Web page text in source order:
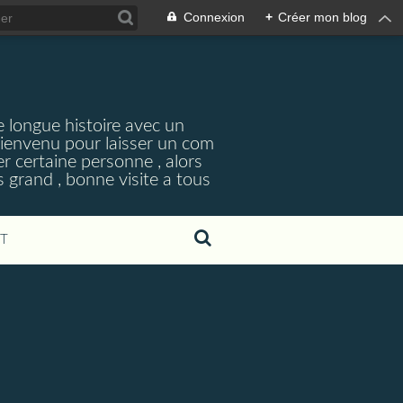
Connexion + Créer mon blog
longue histoire avec un
pour laisser un com
certaine personne , alors
grand , bonne visite a tous